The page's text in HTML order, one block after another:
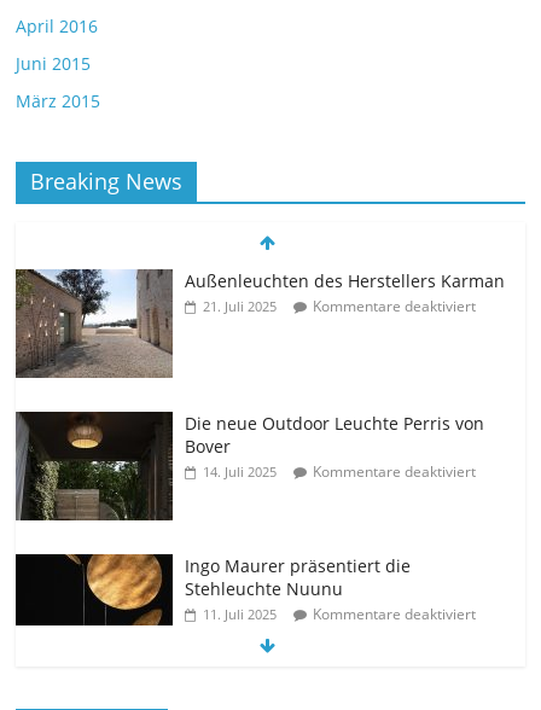
April 2016
Juni 2015
März 2015
Breaking News
Außenleuchten des Herstellers Karman
21. Juli 2025 Kommentare deaktiviert
Die neue Outdoor Leuchte Perris von
Bover
14. Juli 2025 Kommentare deaktiviert
Ingo Maurer präsentiert die
Stehleuchte Nuunu
11. Juli 2025 Kommentare deaktiviert